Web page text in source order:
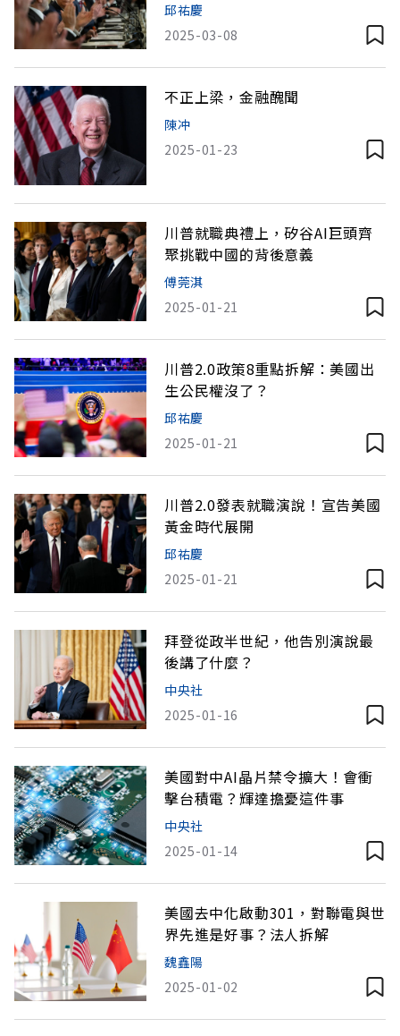
邱祐慶
2025-03-08
不正上梁，金融醜聞
陳冲
2025-01-23
川普就職典禮上，矽谷AI巨頭齊
聚挑戰中國的背後意義
傅莞淇
2025-01-21
川普2.0政策8重點拆解：美國出
生公民權沒了？
邱祐慶
2025-01-21
川普2.0發表就職演說！宣告美國
黃金時代展開
邱祐慶
2025-01-21
拜登從政半世紀，他告別演說最
後講了什麼？
中央社
2025-01-16
美國對中AI晶片禁令擴大！會衝
擊台積電？輝達擔憂這件事
中央社
2025-01-14
美國去中化啟動301，對聯電與世
界先進是好事？法人拆解
魏鑫陽
2025-01-02